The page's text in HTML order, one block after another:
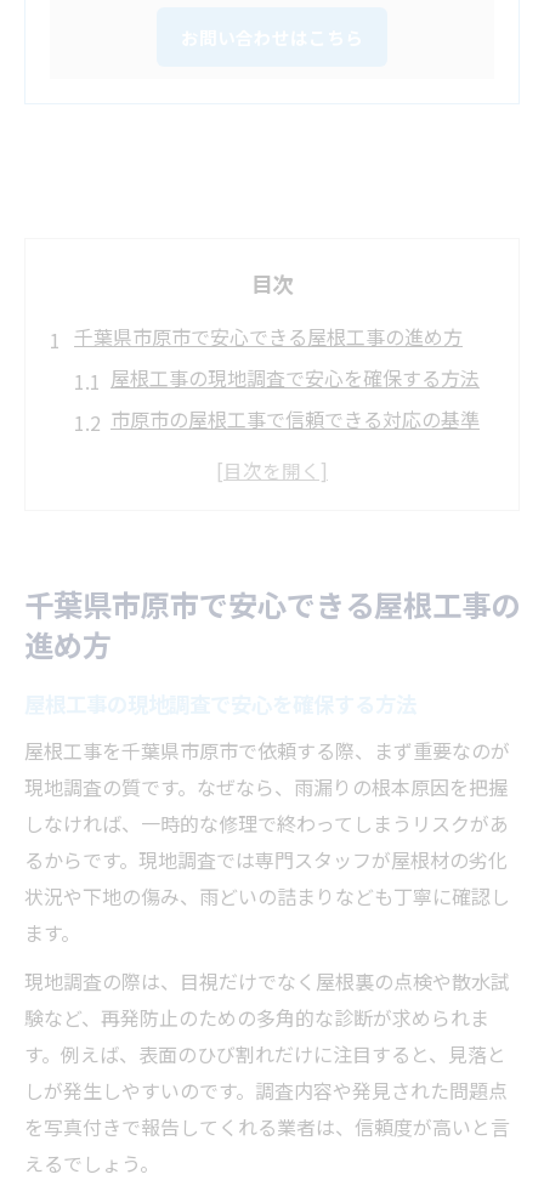
目次
千葉県市原市で安心できる屋根工事の進め方
屋根工事の現地調査で安心を確保する方法
市原市の屋根工事で信頼できる対応の基準
屋根工事依頼前に確認したい見積もりの注
雨漏り対策に強い屋根工事を選ぶポイント
雨漏り原因別に最適な屋根工事の提案方法
屋根工事の保証内容とアフターケアの比較
雨漏り診断で重視すべき屋根工事の技術力
板金や防水層が決め手の屋根工事ポイント
屋根工事を依頼する前に知るべきこと
火災保険を活用した屋根工事の注意点
屋根工事前に知っておきたい費用構成
相見積もりで納得できる屋根工事を選ぶコ
ツ
屋根工事で失敗しないための事前質問例
千葉県市原市で安心できる屋根工事の
進め方
屋根工事を千葉県市原市で依頼する際、まず重要なのが
現地調査の質です。なぜなら、雨漏りの根本原因を把握
しなければ、一時的な修理で終わってしまうリスクがあ
るからです。現地調査では専門スタッフが屋根材の劣化
状況や下地の傷み、雨どいの詰まりなども丁寧に確認し
ます。
現地調査の際は、目視だけでなく屋根裏の点検や散水試
験など、再発防止のための多角的な診断が求められま
す。例えば、表面のひび割れだけに注目すると、見落と
しが発生しやすいのです。調査内容や発見された問題点
を写真付きで報告してくれる業者は、信頼度が高いと言
えるでしょう。